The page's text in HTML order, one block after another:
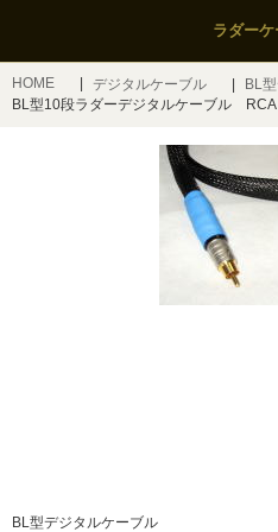
ラダー
HOME デジタルケーブル
BL
BL型10段ラダーデジタルケーブル
BL型デジタルケーブル